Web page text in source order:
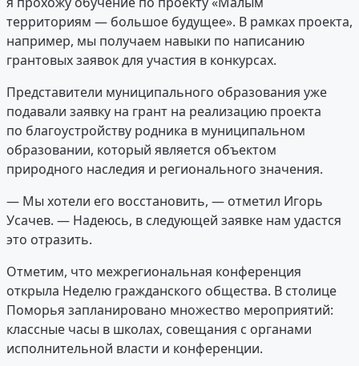
территориям — большое будущее». В рамках проекта,
например, мы получаем навыки по написанию
грантовых заявок для участия в конкурсах.
Представители муниципального образования уже
подавали заявку на грант на реализацию проекта
по благоустройству родника в муниципальном
образовании, который является объектом
природного наследия и регионального значения.
— Мы хотели его восстановить, — отметил Игорь
Усачев. — Надеюсь, в следующей заявке нам удастся
это отразить.
Отметим, что межрегиональная конференция
открыла Неделю гражданского общества. В столице
Поморья запланировано множество мероприятий:
классные часы в школах, совещания с органами
исполнительной власти и конференции.